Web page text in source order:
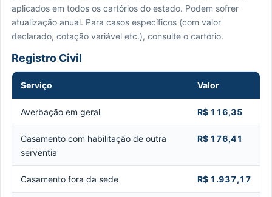
aplicados em todos os cartórios do estado. Podem sofrer
atualização anual. Para casos específicos (com valor
declarado, cotação variável etc.), consulte o cartório.
Registro Civil
Serviço Valor
Averbação em geral R$ 116,35
Casamento com habilitação de outra
serventia
R$ 176,41
Casamento fora da sede R$ 1.937,17